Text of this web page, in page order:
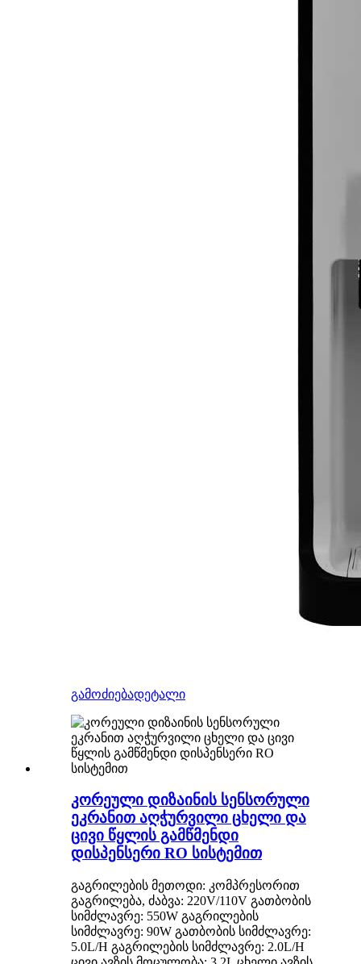
გამოძიებადეტალი
კორეული დიზაინის სენსორული
ეკრანით აღჭურვილი ცხელი და
ცივი წყლის გამწმენდი
დისპენსერი RO სისტემით
გაგრილების მეთოდი: კომპრესორით
გაგრილება, ძაბვა: 220V/110V გათბობის
სიმძლავრე: 550W გაგრილების
სიმძლავრე: 90W გათბობის სიმძლავრე:
5.0L/H გაგრილების სიმძლავრე: 2.0L/H